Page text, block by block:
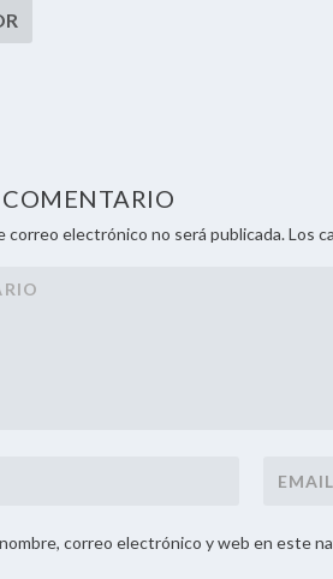
correo electrónico no será publicada. Los
correo electrónico y web en este